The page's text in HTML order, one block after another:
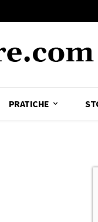
PRATICHE